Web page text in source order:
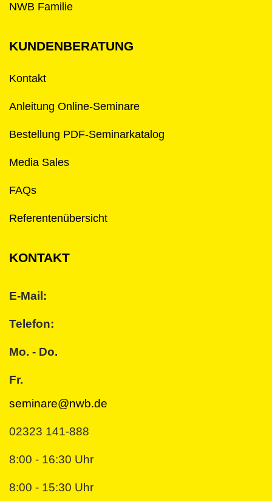
NWB Familie
KUNDENBERATUNG
Kontakt
Anleitung Online-Seminare
Bestellung PDF-Seminarkatalog
Media Sales
FAQs
Referentenübersicht
KONTAKT
E-Mail:
Telefon:
Mo. - Do.
Fr.
seminare@nwb.de
02323 141-888
8:00 - 16:30 Uhr
8:00 - 15:30 Uhr